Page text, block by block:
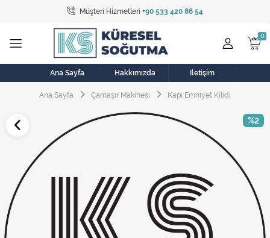
Müşteri Hizmetleri +90 533 420 86 54
Tüm Kategoriler
Bulaşık Makinesi
Buzdolabı
Çamaşır Kurutma Makinesi
Elektrikli Aksamlar
Elektrikli Süpürge
Fan
Ana Sayfa Hakkımızda İletişim
Ana Sayfa Çamaşır Makinesi Kapı Emniyet Kilidi
%2